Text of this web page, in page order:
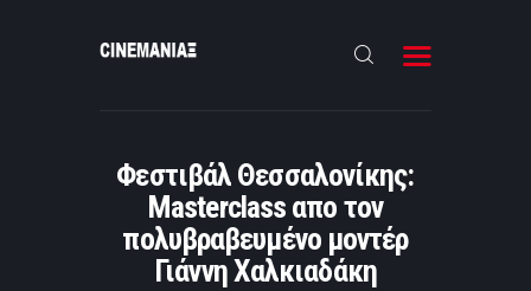
Φεστιβάλ Θεσσαλονίκης:
Masterclass απο τον
πολυβραβευμένο μοντέρ
Γιάννη Χαλκιαδάκη
ΝΕΑ
ΣΥΝΕΝΤΕΥΞΗ
FILMMAKING